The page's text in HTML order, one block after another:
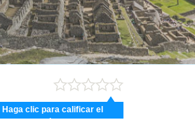
Haga clic para calificar el